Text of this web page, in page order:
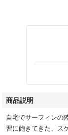
商品説明
自宅でサーフィンの
習に飽きてきた、ス